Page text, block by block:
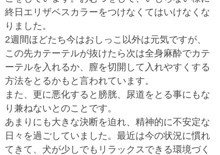
終日エリザベスカラーをつけなくてはいけなくな
りました。
2週間ほどたち今はおしっこ以外は元気ですが、
この先カテーテルが抜けたら次は全身麻酔でカテ
ーテルを入れるか、膣を切開して入れやすくする
方法をとるかもと言われています。
また、更に悪化すると膀胱、尿道をとる事にもな
り兼ねないとのことです。
あまりにも大きな決断を迫れ、精神的に不安定な
日々を過ごしていました。最近は今の状況に慣れ
てきて、犬が少しでもリラックスできる環境づく